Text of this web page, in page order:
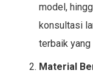
model,
konsultasi
terbaik yang
Material